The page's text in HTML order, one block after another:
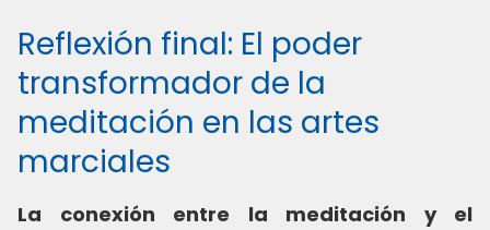
Reflexión final: El poder
transformador de la
meditación en las artes
marciales
La conexión entre la meditación y el